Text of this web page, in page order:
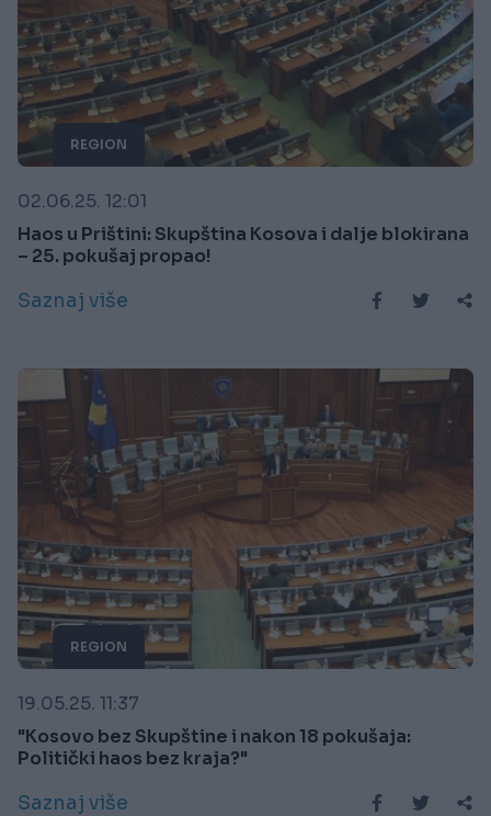
REGION
02.06.25. 12:01
Haos u Prištini: Skupština Kosova i dalje blokirana
– 25. pokušaj propao!
Saznaj više
REGION
19.05.25. 11:37
"Kosovo bez Skupštine i nakon 18 pokušaja:
Politički haos bez kraja?"
Saznaj više